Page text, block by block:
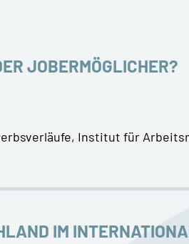
JOBERMÖGLICHER?
Institut für
IM